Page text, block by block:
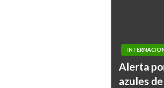
Alerta
azules
Más de